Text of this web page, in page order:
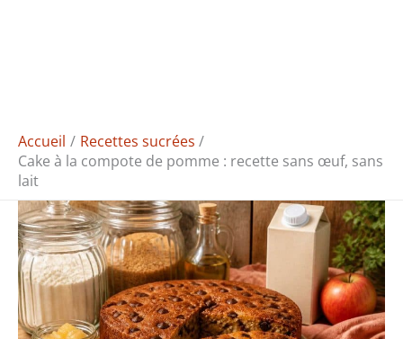
Accueil
Recettes sucrées
Cake à la compote de pomme : recette sans œuf, sans
lait